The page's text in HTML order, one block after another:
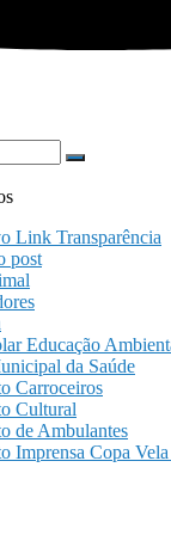
Link Transparência
post
Educação
da Saúde
Carroceiros
Cultural
de Ambulantes
Imprensa Copa